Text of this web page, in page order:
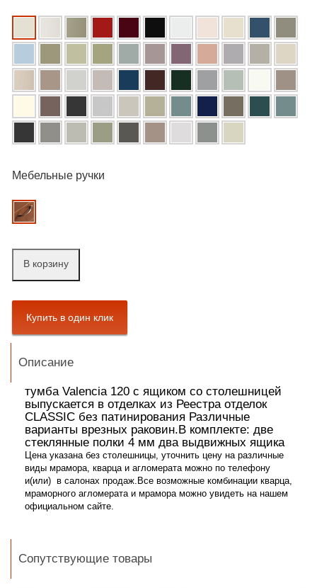
Мебельные ручки
В корзину
Описание
тумба Valencia 120 с ящиком со столешницей
выпускается в отделках из Реестра отделок
CLASSIC без патинирования Различные
варианты врезных раковин.В комплекте: две
стеклянные полки 4 мм два выдвижных ящика
Цена указана без столешницы, уточнить цену на различные
виды мрамора, кварца и агломерата можно по телефону
и(или) в салонах продаж.Все возможные комбинации кварца,
мраморного агломерата и мрамора можно увидеть на нашем
официальном сайте.
Сопутствующие товары